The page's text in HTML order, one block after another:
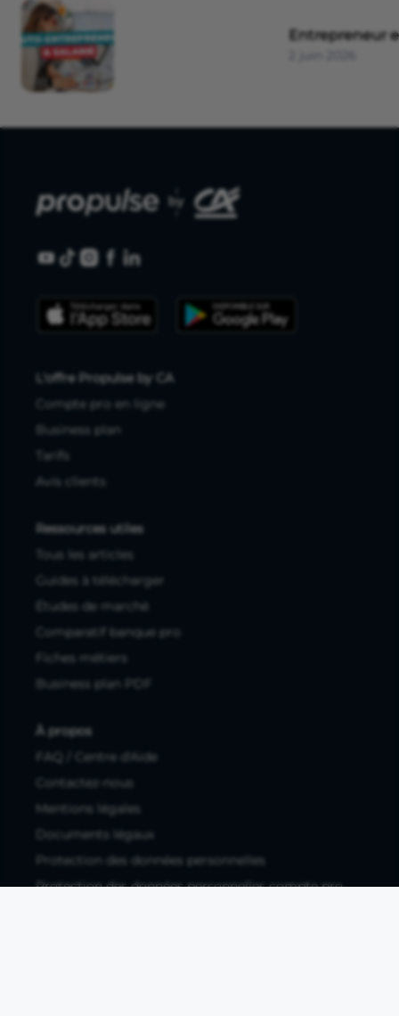
Entrepreneur
L'offre Propulse by CA
Compte pro en ligne
Business plan
Tarifs
Avis clients
Ressources utiles
Tous les articles
Guides à télécharger
Études de marché
Comparatif banque pro
Fiches métiers
Business plan PDF
À propos
FAQ / Centre d'Aide
Contactez-nous
Mentions légales
Documents légaux
Protection des données personnelles
Protection des données personnelles compte pro